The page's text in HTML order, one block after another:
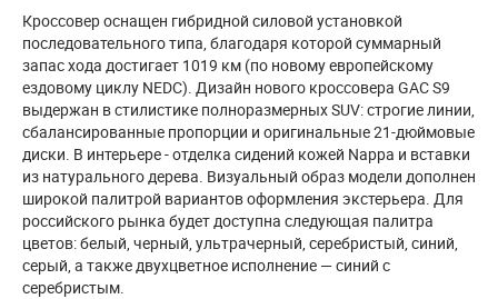
Кроссовер оснащен гибридной силовой установкой
последовательного типа, благодаря которой суммарный
запас хода достигает 1019 км (по новому европейскому
ездовому циклу NEDC). Дизайн нового кроссовера GAC S9
выдержан в стилистике полноразмерных SUV: строгие линии,
сбалансированные пропорции и оригинальные 21-дюймовые
диски. В интерьере - отделка сидений кожей Nappa и вставки
из натурального дерева. Визуальный образ модели дополнен
широкой палитрой вариантов оформления экстерьера. Для
российского рынка будет доступна следующая палитра
цветов: белый, черный, ультрачерный, серебристый, синий,
серый, а также двухцветное исполнение — синий с
серебристым.